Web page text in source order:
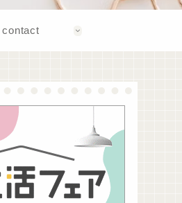
contact